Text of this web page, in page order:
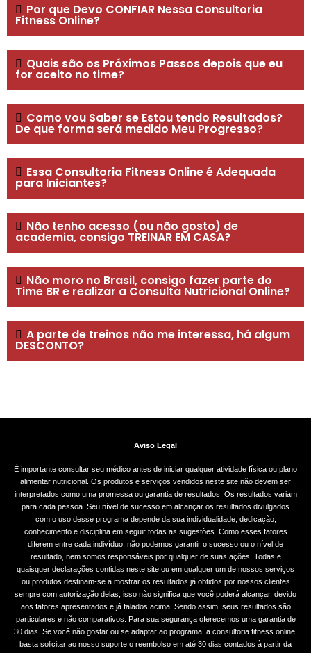
Por que Devo CONFIAR Nessa Consultoria
Fitness Online?
Quais são os Próximos Passos depois que eu
for aceito no time?
Como vou Saber se Estou tendo Resultados?
De que forma será medido Meu Progresso?
Essa Consultoria Fitness Online é Adequada
para Iniciantes?
Não tenho acesso (ou não gosto) de
academia, consigo TREINAR EM CASA?
Não moro no Brasil, consigo fazer parte do
Time BR e realizar a Consulta Nutricional Online?
A parte de treinos não me interessa, há algum
DESCONTO?
Aviso Legal
É importante consultar seu médico antes de iniciar qualquer atividade física ou plano
alimentar nutricional. Os produtos e serviços vendidos neste site não devem ser
interpretados como uma promessa ou garantia de resultados. Os resultados variam
para cada pessoa. Seu nível de sucesso em alcançar os resultados divulgados
com o uso desse programa depende da sua individualidade, dedicação,
conhecimento e disciplina em seguir todas as sugestões. Como esses fatores
diferem entre cada indivíduo, não podemos garantir o sucesso ou o nível de
resultado, nem somos responsáveis por qualquer de suas ações. Todas e
quaisquer declarações contidas neste site ou em qualquer um de nossos serviços
ou produtos destinam-se a mostrar os resultados já obtidos por nossos clientes
sempre com autorização delas, isso não significa que você poderá alcançar, devido
aos fatores apresentados e já falados acima. Sendo assim, seus resultados são
particulares e não comparativos. Para sua segurança oferecemos uma garantia de
30 dias. Se você não gostar ou se adaptar ao programa, a consultoria fitness online,
basta solicitar ao nosso suporte o reembolso em até 30 dias contados à partir da